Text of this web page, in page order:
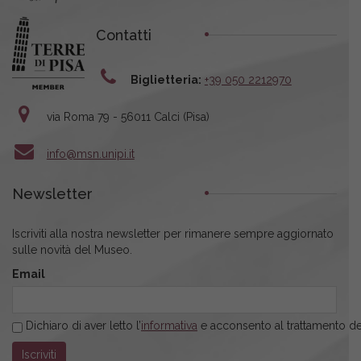
Contatti
Biglietteria: +39 050 2212970
via Roma 79 - 56011 Calci (Pisa)
info@msn.unipi.it
Newsletter
Iscriviti alla nostra newsletter per rimanere sempre aggiornato
sulle novità del Museo.
Email
Dichiaro di aver letto l’informativa e acconsento al trattamento